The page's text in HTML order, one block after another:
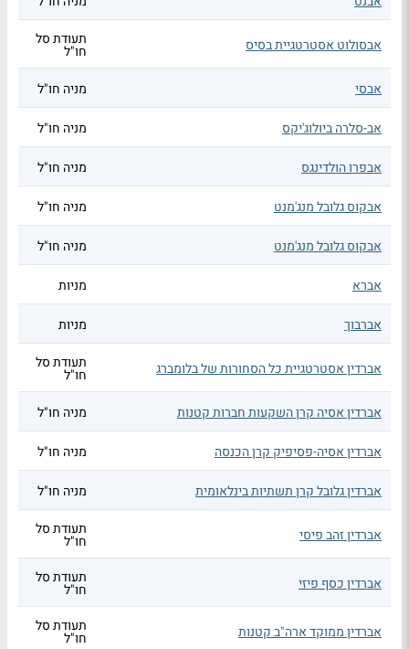
אבסולוט אסטרטגיית בסיס תעודת סל
חו"ל
אבסי
מניה חו"ל
אב-סלרה ביולוג'יקס מניה חו"ל
אבפרו הולדינגס מניה חו"ל
אבקוס גלובל מנג'מנט מניה חו"ל
אבקוס גלובל מנג'מנט מניה חו"ל
אברא מניות
אברבוך מניות
אברדין אסטרטגיית כל הסחורות של בלומברג תעודת סל
חו"ל
אברדין אסיה קרן השקעות חברות קטנות
מניה חו"ל
אברדין אסיה-פסיפיק קרן הכנסה מניה חו"ל
אברדין גלובל קרן תשתיות בינלאומית מניה חו"ל
אברדין זהב פיסי תעודת סל
חו"ל
אברדין כסף פיזי תעודת סל
חו"ל
אברדין ממוקד ארה"ב קטנות תעודת סל
חו"ל